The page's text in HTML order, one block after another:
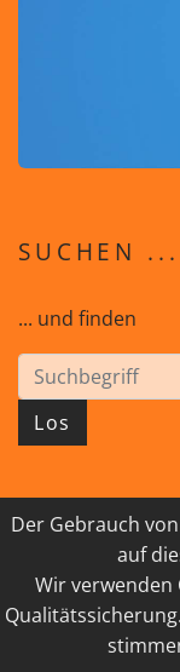
Der Gebrauch
auf
Wir verwenden
SUCHEN ...
... und finden
Los
© 2026